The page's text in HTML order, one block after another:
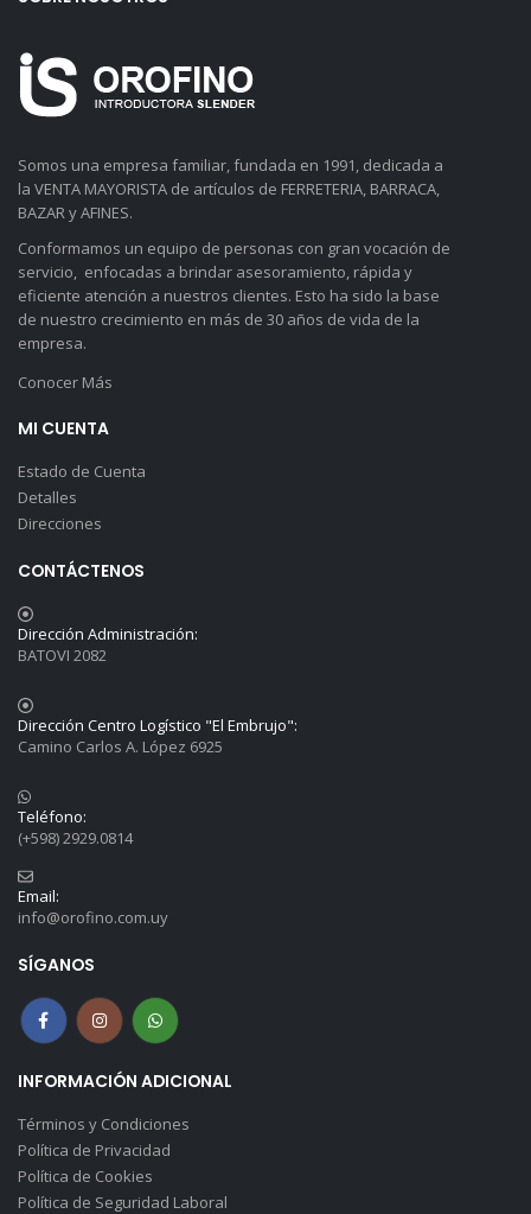
Somos una empresa familiar, fundada en 1991, dedicada a
la VENTA MAYORISTA de artículos de FERRETERIA, BARRACA,
BAZAR y AFINES.
Conformamos un equipo de personas con gran vocación de
servicio, enfocadas a brindar asesoramiento, rápida y
eficiente atención a nuestros clientes. Esto ha sido la base
de nuestro crecimiento en más de 30 años de vida de la
empresa.
Conocer Más
MI CUENTA
Estado de Cuenta
Detalles
Direcciones
CONTÁCTENOS
Dirección Administración:
BATOVI 2082
Dirección Centro Logístico "El Embrujo":
Camino Carlos A. López 6925
Teléfono:
(+598) 2929.0814
Email:
info@orofino.com.uy
SÍGANOS
INFORMACIÓN ADICIONAL
Términos y Condiciones
Política de Privacidad
Política de Cookies
Política de Seguridad Laboral